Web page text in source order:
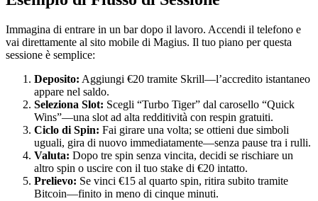
Immagina di entrare in un bar dopo il lavoro. Accendi il telefono e
vai direttamente al sito mobile di Magius. Il tuo piano per questa
sessione è semplice:
Deposito: Aggiungi €20 tramite Skrill—l’accredito istantaneo
appare nel saldo.
Seleziona Slot: Scegli “Turbo Tiger” dal carosello “Quick
Wins”—una slot ad alta redditività con respin gratuiti.
Ciclo di Spin: Fai girare una volta; se ottieni due simboli
uguali, gira di nuovo immediatamente—senza pause tra i rulli.
Valuta: Dopo tre spin senza vincita, decidi se rischiare un
altro spin o uscire con il tuo stake di €20 intatto.
Prelievo: Se vinci €15 al quarto spin, ritira subito tramite
Bitcoin—finito in meno di cinque minuti.